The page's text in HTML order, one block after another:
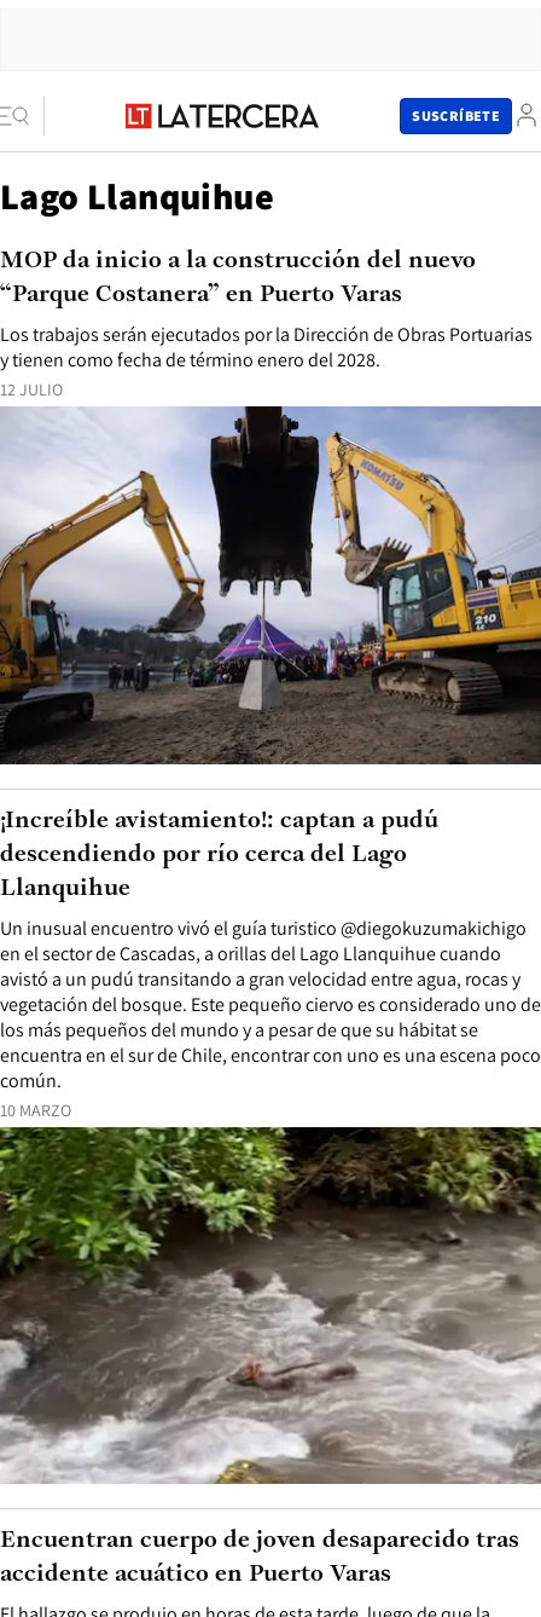
SUSCRÍBETE
Lago Llanquihue
12 JULIO
Los trabajos serán ejecutados por la Dirección de Obras Portuarias
y tienen como fecha de término enero del 2028.
MOP da inicio a la construcción del nuevo
“Parque Costanera” en Puerto Varas
10 MARZO
Un inusual encuentro vivó el guía turistico @diegokuzumakichigo
en el sector de Cascadas, a orillas del Lago Llanquihue cuando
avistó a un pudú transitando a gran velocidad entre agua, rocas y
vegetación del bosque. Este pequeño ciervo es considerado uno de
los más pequeños del mundo y a pesar de que su hábitat se
encuentra en el sur de Chile, encontrar con uno es una escena poco
común.
¡Increíble avistamiento!: captan a pudú
descendiendo por río cerca del Lago
Llanquihue
Encuentran cuerpo de joven desaparecido tras
accidente acuático en Puerto Varas